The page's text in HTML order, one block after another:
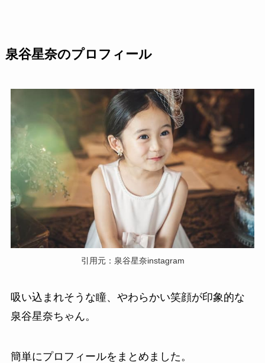
泉谷星奈のプロフィール
引用元：泉谷星奈instagram
吸い込まれそうな瞳、やわらかい笑顔が印象的な
泉谷星奈ちゃん。
簡単にプロフィールをまとめました。